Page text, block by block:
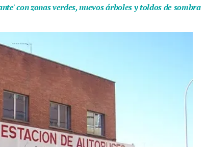
con zonas verdes, nuevos árboles y toldos de sombra